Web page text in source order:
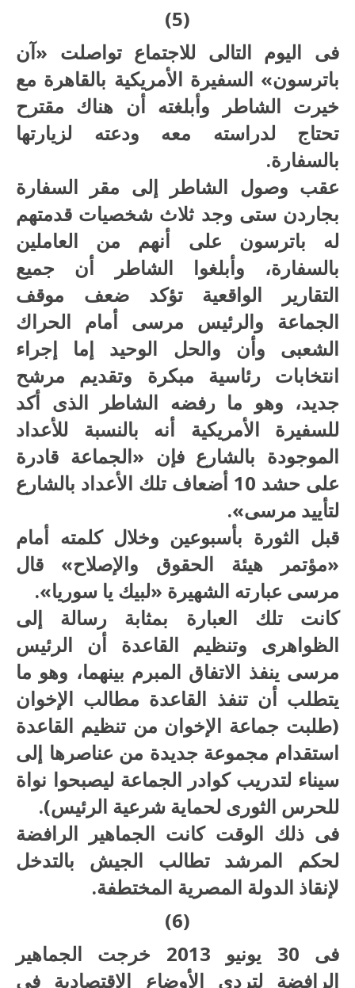
فى اليوم التالى للاجتماع تواصلت «آن
باترسون» السفيرة الأمريكية بالقاهرة مع
خيرت الشاطر وأبلغته أن هناك مقترح
تحتاج لدراسته معه ودعته لزيارتها
بالسفارة.
عقب وصول الشاطر إلى مقر السفارة
بجاردن ستى وجد ثلاث شخصيات قدمتهم
له باترسون على أنهم من العاملين
بالسفارة، وأبلغوا الشاطر أن جميع
التقارير الواقعية تؤكد ضعف موقف
الجماعة والرئيس مرسى أمام الحراك
الشعبى وأن والحل الوحيد إما إجراء
انتخابات رئاسية مبكرة وتقديم مرشح
جديد، وهو ما رفضه الشاطر الذى أكد
للسفيرة الأمريكية أنه بالنسبة للأعداد
الموجودة بالشارع فإن «الجماعة قادرة
على حشد 10 أضعاف تلك الأعداد بالشارع
لتأييد مرسى».
قبل الثورة بأسبوعين وخلال كلمته أمام
«مؤتمر هيئة الحقوق والإصلاح» قال
مرسى عبارته الشهيرة «لبيك يا سوريا».
كانت تلك العبارة بمثابة رسالة إلى
الظواهرى وتنظيم القاعدة أن الرئيس
مرسى ينفذ الاتفاق المبرم بينهما، وهو ما
يتطلب أن تنفذ القاعدة مطالب الإخوان
(طلبت جماعة الإخوان من تنظيم القاعدة
استقدام مجموعة جديدة من عناصرها إلى
سيناء لتدريب كوادر الجماعة ليصبحوا نواة
للحرس الثورى لحماية شرعية الرئيس).
فى ذلك الوقت كانت الجماهير الرافضة
لحكم المرشد تطالب الجيش بالتدخل
لإنقاذ الدولة المصرية المختطفة.
فى 30 يونيو 2013 خرجت الجماهير
الرافضة لتردى الأوضاع الاقتصادية فى